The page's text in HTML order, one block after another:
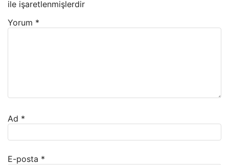
ile işaretlenmişlerdir
Yorum *
Ad *
E-posta *